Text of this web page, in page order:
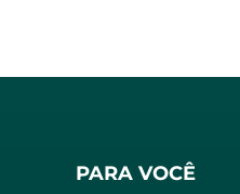
PARA VOCÊ